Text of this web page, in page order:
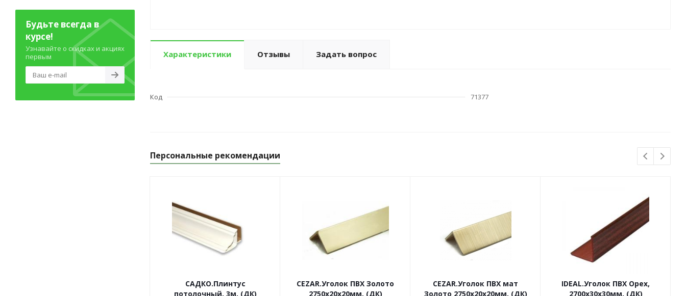
Характеристики Отзывы Задать вопрос
Код 71377
Персональные рекомендации
САДКО.Плинтус
потолочный, 3м, (ДК)
CEZAR.Уголок ПВХ Золото
2750х20х20мм, (ДК)
CEZAR.Уголок ПВХ мат
Золото 2750х20х20мм, (ДК)
IDEAL.Уголок ПВХ Орех,
2700х30х30мм, (ДК)
Будьте всегда в
курсе!
Узнавайте о скидках и акциях
первым